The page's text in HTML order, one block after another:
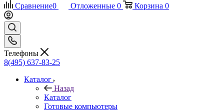
Сравнение0 Отложенные 0 Корзина 0
Телефоны
8(495) 637-83-25
Каталог
Назад
Каталог
Готовые компьютеры